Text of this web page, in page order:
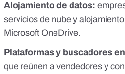
Alojamiento de datos:
servicios de nube y
Microsoft OneDrive.
Plataformas y buscadores
que reúnen a vendedores y